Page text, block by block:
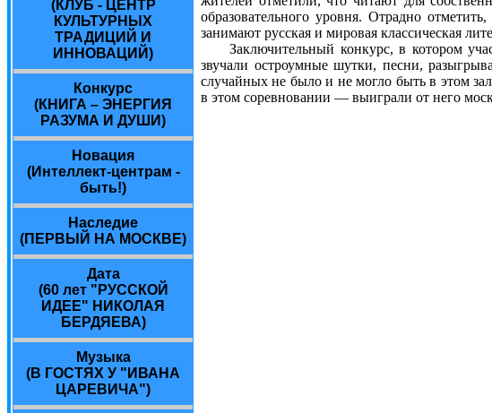
(КЛУБ - ЦЕНТР
КУЛЬТУРНЫХ
ТРАДИЦИЙ И
ИННОВАЦИЙ)
Конкурс
(КНИГА – ЭНЕРГИЯ
РАЗУМА И ДУШИ)
Новация
(Интеллект-центрам -
быть!)
Наследие
(ПЕРВЫЙ НА МОСКВЕ)
Дата
(60 лет "РУССКОЙ
ИДЕЕ" НИКОЛАЯ
БЕРДЯЕВА)
Музыка
(В ГОСТЯХ У "ИВАНА
ЦАРЕВИЧА")
образовательного уровня. Отрадно
занимают русская и мировая классическая
Заключительный конкурс, в котором
звучали остроумные шутки, песни,
случайных не было и не могло быть в этом
в этом соревновании — выиграли от него